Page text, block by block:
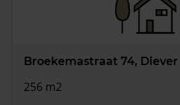
Broekemastraat 74, Diever
256 m2